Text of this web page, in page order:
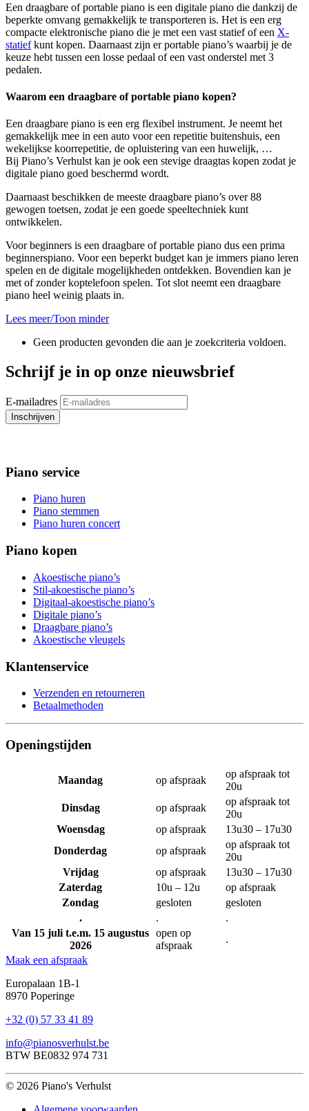
Een draagbare of portable piano is een digitale piano die dankzij de
beperkte omvang gemakkelijk te transporteren is. Het is een erg
compacte elektronische piano die je met een vast statief of een X-
statiefkunt kopen. Daarnaast zijn er portable piano’s waarbij je de
keuze hebt tussen een losse pedaal of een vast onderstel met 3
pedalen.
Waarom een draagbare of portable piano kopen?
Een draagbare piano is een erg flexibel instrument. Je neemt het
gemakkelijk mee in een auto voor een repetitie buitenshuis, een
wekelijkse koorrepetitie, de opluistering van een huwelijk, …
Bij Piano’s Verhulst kan je ook een stevige draagtas kopen zodat je
digitale piano goed beschermd wordt.
Daarnaast beschikken de meeste draagbare piano’s over 88
gewogen toetsen, zodat je een goede speeltechniek kunt
ontwikkelen.
Voor beginners is een draagbare of portable piano dus een prima
beginnerspiano. Voor een beperkt budget kan je immers piano leren
spelen en de digitale mogelijkheden ontdekken. Bovendien kan je
met of zonder koptelefoon spelen. Tot slot neemt een draagbare
piano heel weinig plaats in.
Lees meer/Toon minder
Geen producten gevonden die aan je zoekcriteria voldoen.
Schrijf je in op onze nieuwsbrief
E-mailadres
Inschrijven
Piano service
Piano huren
Piano stemmen
Piano huren concert
Piano kopen
Akoestische piano’s
Stil-akoestische piano’s
Digitaal-akoestische piano’s
Digitale piano’s
Draagbare piano’s
Akoestische vleugels
Klantenservice
Verzenden en retourneren
Betaalmethoden
Openingstijden
Maandag op afspraak
op afspraak tot
20u
Dinsdag
op afspraak
op afspraak tot
20u
Woensdag
op afspraak
13u30 – 17u30
Donderdag
op afspraak
op afspraak tot
20u
Vrijdag
op afspraak
13u30 – 17u30
Zaterdag
10u – 12u
op afspraak
Zondag
gesloten
gesloten
.
.
.
Van 15 juli t.e.m. 15 augustus
2026
open op
afspraak
.
Maak een afspraak
Europalaan 1B-1
8970 Poperinge
+32 (0) 57 33 41 89
info@pianosverhulst.be
BTW BE0832 974 731
© 2026 Piano's Verhulst